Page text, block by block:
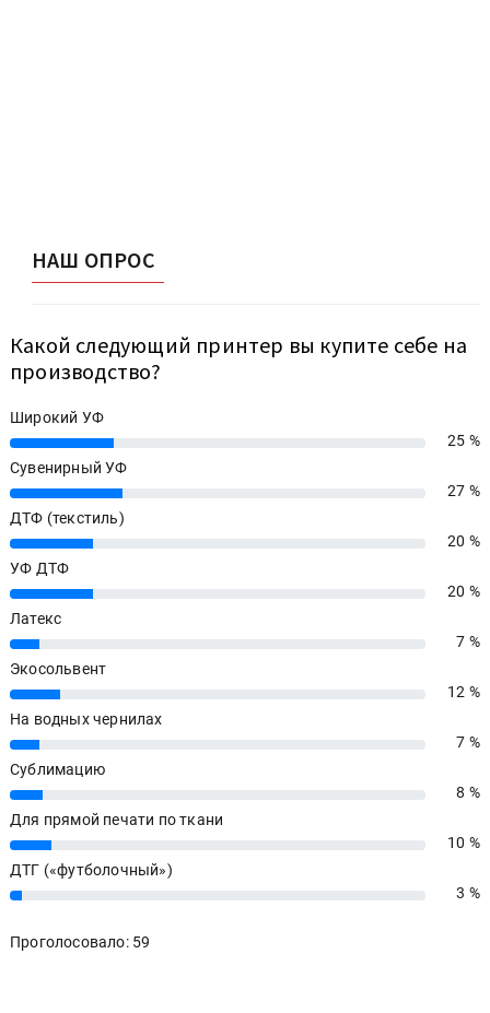
НАШ ОПРОС
Какой следующий принтер вы купите себе на
производство?
Широкий УФ
25%
25 %
Сувенирный УФ
27%
27 %
ДТФ (текстиль)
20%
20 %
УФ ДТФ
20%
20 %
Латекс
7%
7 %
Экосольвент
12%
12 %
На водных чернилах
7%
7 %
Сублимацию
8%
8 %
Для прямой печати по ткани
10%
10 %
ДТГ («футболочный»)
3% 3 %
Проголосовало: 59